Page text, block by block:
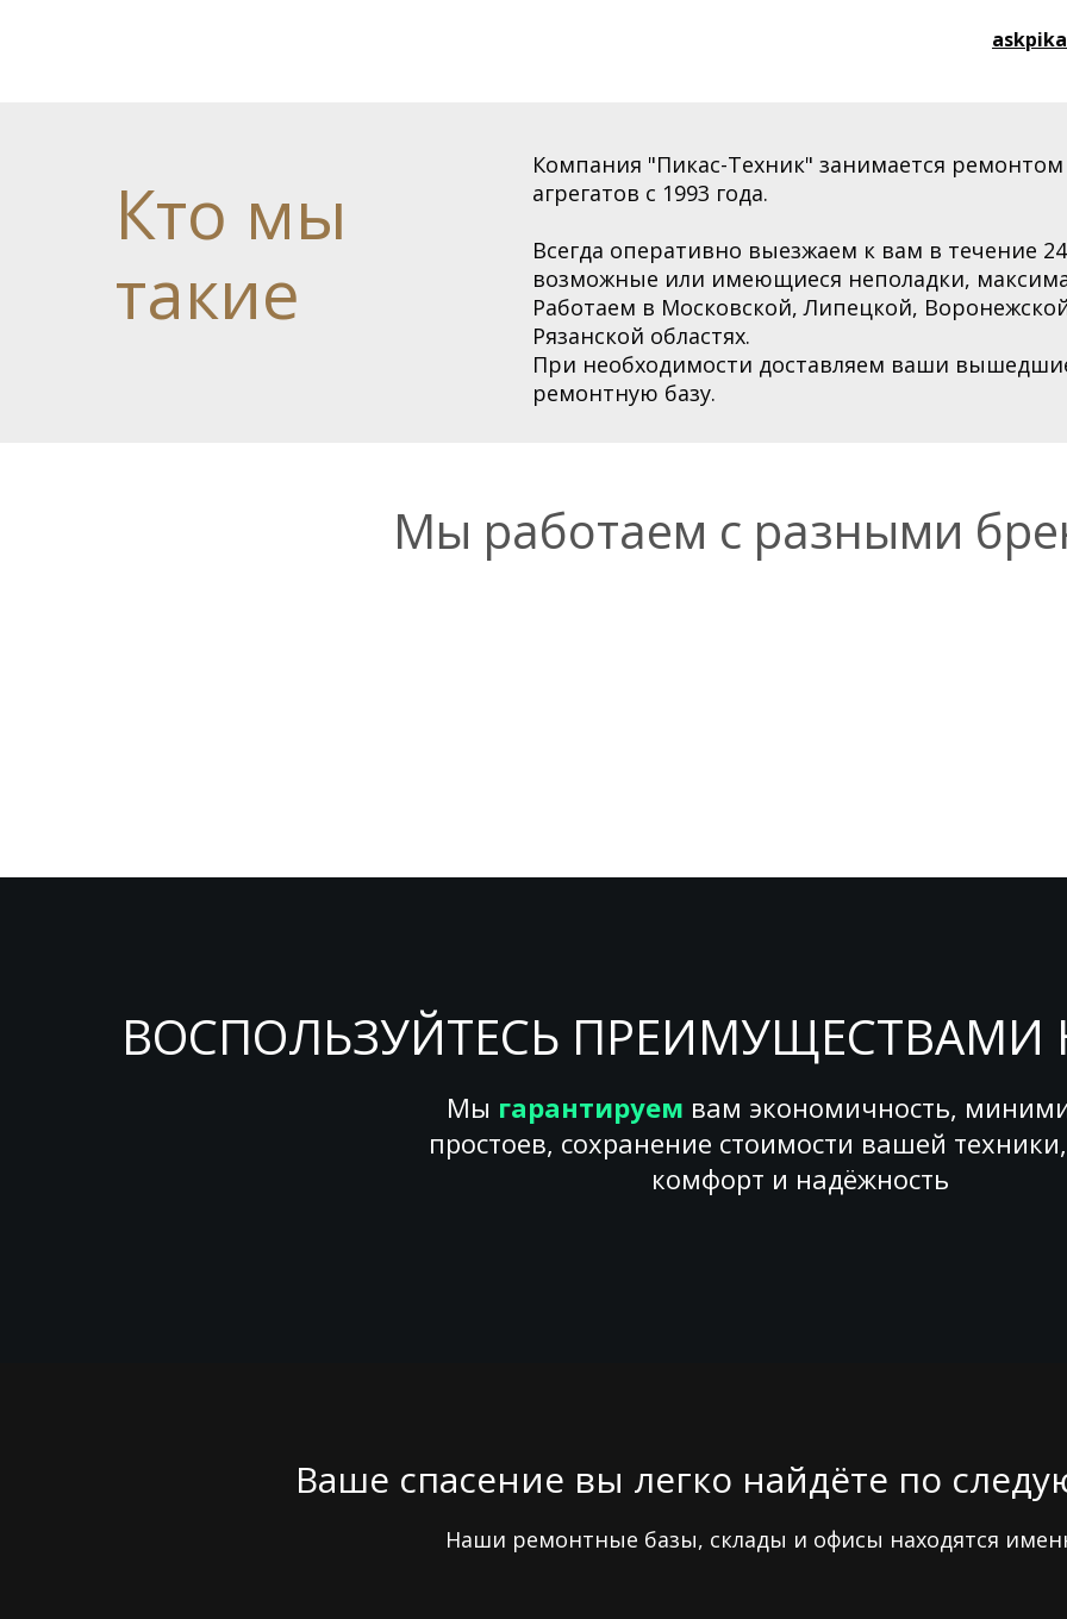
Кто мы
такие
Компания "Пикас-Техник" занимается
агрегатов с 1993 года.
Всегда оперативно выезжаем к вам в течение
возможные или имеющиеся неполадки,
Работаем в Московской,Липецкой,
Рязанской областях.
При необходимости доставляем ваши
ремонтную базу.
Мы работаем с разными
ВОСПОЛЬЗУЙТЕСЬ ПРЕИМУЩЕСТВАМИ
Мы гарантируем вам экономичность,
простоев, сохранение стоимости вашей
комфорт и надёжность
Ваше спасение вы легко найдёте по
Наши ремонтные базы, склады и офисы находятся